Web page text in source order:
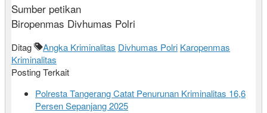
Sumber petikan
Biropenmas Divhumas Polri
Ditag Angka Kriminalitas Divhumas Polri Karopenmas
Kriminalitas
Posting Terkait
Polresta Tangerang Catat Penurunan Kriminalitas 16,6
Persen Sepanjang 2025